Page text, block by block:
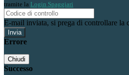
tramite la Login Spaggiari
E-mail inviata, si prega di controllare la
Errore
Chiudi
Successo